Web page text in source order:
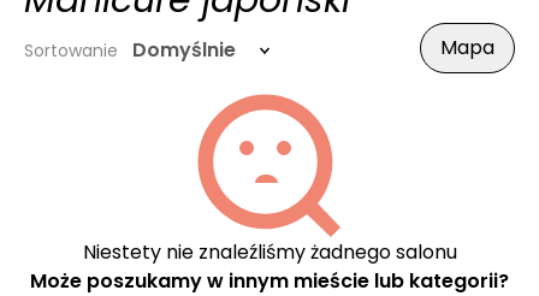
Sortowanie Domyślnie Mapa
Niestety nie znaleźliśmy żadnego salonu
Może poszukamy w innym mieście lub kategorii?